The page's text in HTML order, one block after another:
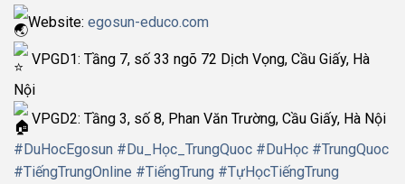
Website: egosun-educo.com
VPGD1: Tầng 7, số 33 ngõ 72 Dịch Vọng, Cầu Giấy, Hà
Nội
VPGD2: Tầng 3, số 8, Phan Văn Trường, Cầu Giấy, Hà Nội
#DuHocEgosun #Du_Học_TrungQuoc #DuHọc #TrungQuoc
#TiếngTrungOnline #TiếngTrung #TựHọcTiếngTrung